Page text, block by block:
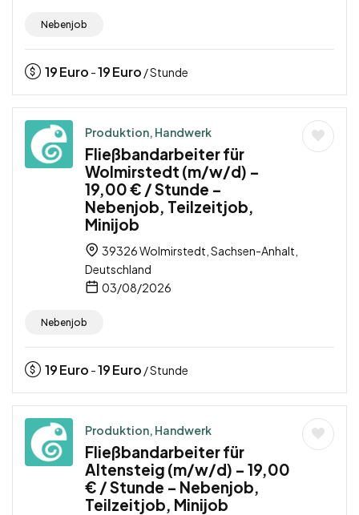
Nebenjob
19Euro -19Euro / Stunde
Produktion, Handwerk
Fließbandarbeiter für
Wolmirstedt (m/w/d) –
19,00 € / Stunde –
Nebenjob, Teilzeitjob,
Minijob
39326 Wolmirstedt, Sachsen-Anhalt,
Deutschland
03/08/2026
Nebenjob
19Euro -19Euro / Stunde
Produktion, Handwerk
Fließbandarbeiter für
Altensteig (m/w/d) – 19,00
€ / Stunde – Nebenjob,
Teilzeitjob, Minijob